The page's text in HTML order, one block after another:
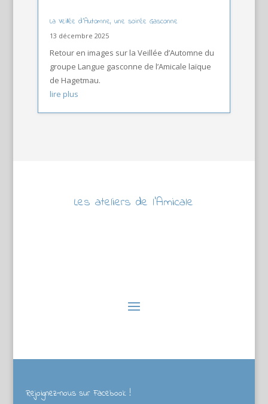
La Veillée d’Automne, une soirée Gasconne
13 décembre 2025
Retour en images sur la Veillée d’Automne du
groupe Langue gasconne de l’Amicale laïque
de Hagetmau.
lire plus
Les ateliers de l’Amicale
Rejoignez-nous sur Facebook !